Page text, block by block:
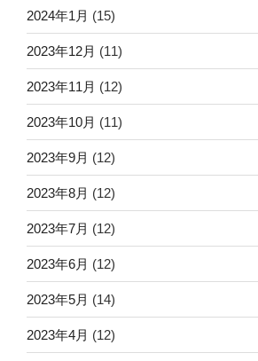
2024年1月 (15)
2023年12月 (11)
2023年11月 (12)
2023年10月 (11)
2023年9月 (12)
2023年8月 (12)
2023年7月 (12)
2023年6月 (12)
2023年5月 (14)
2023年4月 (12)